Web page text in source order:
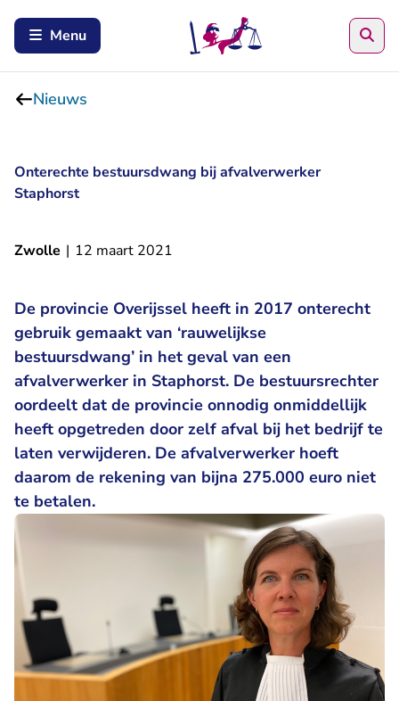
Menu
Nieuws
Onterechte bestuursdwang bij afvalverwerker
Staphorst
Zwolle | 12 maart 2021
De provincie Overijssel heeft in 2017 onterecht
gebruik gemaakt van ‘rauwelijkse
bestuursdwang’ in het geval van een
afvalverwerker in Staphorst. De bestuursrechter
oordeelt dat de provincie onnodig onmiddellijk
heeft opgetreden door zelf afval bij het bedrijf te
laten verwijderen. De afvalverwerker hoeft
daarom de rekening van bijna 275.000 euro niet
te betalen.